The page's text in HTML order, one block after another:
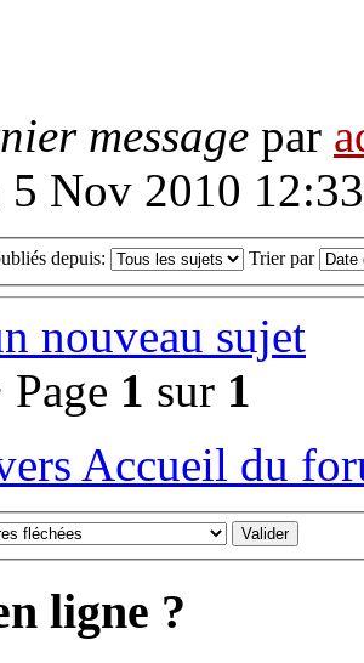
message par
5 Nov 2010 12:33
depuis: Trier par
nouveau sujet
Page 1 sur 1
Accueil du
ligne ?